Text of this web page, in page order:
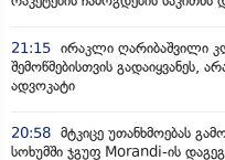
21:15 ირაკლი ღარიბაშვილი
შემოწმებისთვის გადაიყვანეს,
ადვოკატი
20:58 მტკიცე უთანხმოებას
სოხუმში ჯგუფ Morandi-ის